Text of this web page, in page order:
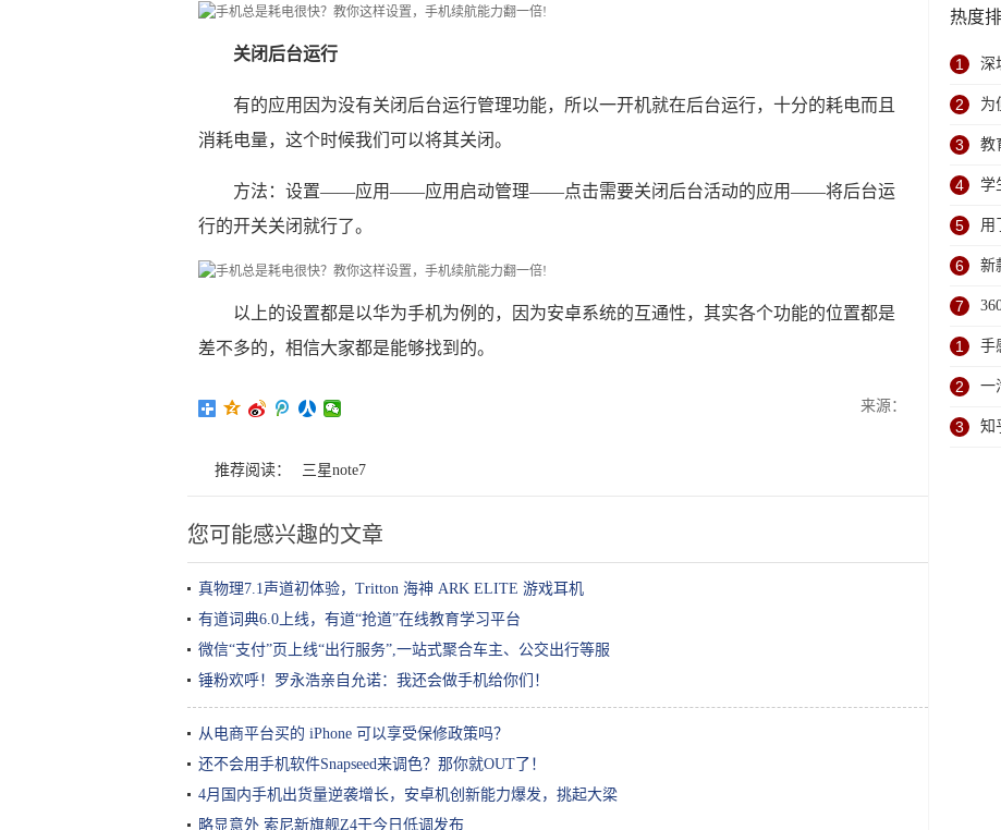
关闭后台运行
有的应用因为没有关闭后台运行管理功能，所以一开机就在后台运行，十分的耗电而且
消耗电量，这个时候我们可以将其关闭。
方法：设置——应用——应用启动管理——点击需要关闭后台活动的应用——将后台运
行的开关关闭就行了。
以上的设置都是以华为手机为例的，因为安卓系统的互通性，其实各个功能的位置都是
差不多的，相信大家都是能够找到的。
来源：
推荐阅读： 三星note7
您可能感兴趣的文章
真物理7.1声道初体验，Tritton 海神 ARK ELITE 游戏耳机
有道词典6.0上线，有道“抢道”在线教育学习平台
微信“支付”页上线“出行服务”,一站式聚合车主、公交出行等服
锤粉欢呼！罗永浩亲自允诺：我还会做手机给你们！
从电商平台买的 iPhone 可以享受保修政策吗？
还不会用手机软件Snapseed来调色？那你就OUT了！
4月国内手机出货量逆袭增长，安卓机创新能力爆发，挑起大梁
略显意外 索尼新旗舰Z4于今日低调发布
热度
1 深
2 为
3 教
商
4 学
5 用
今
6 新
任
7
1 手
箱
2 一
风
3 知